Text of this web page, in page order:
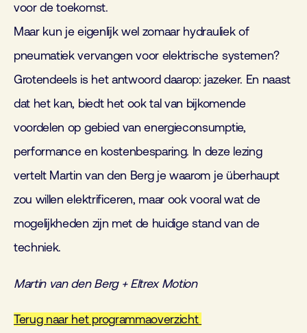
voor de toekomst.
Maar kun je eigenlijk wel zomaar hydrauliek of
pneumatiek vervangen voor elektrische systemen?
Grotendeels is het antwoord daarop: jazeker. En naast
dat het kan, biedt het ook tal van bijkomende
voordelen op gebied van energieconsumptie,
performance en kostenbesparing. In deze lezing
vertelt Martin van den Berg je waarom je überhaupt
zou willen elektrificeren, maar ook vooral wat de
mogelijkheden zijn met de huidige stand van de
techniek.
Martin van den Berg + Eltrex Motion
Terug naar het programmaoverzicht